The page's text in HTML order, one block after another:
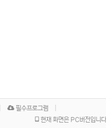
필수프로그램
현재 화면은 PC버전입니